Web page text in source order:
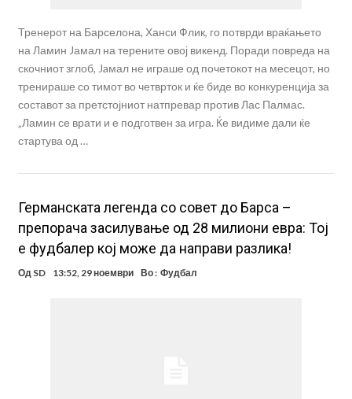
Тренерот на Барселона, Ханси Флик, го потврди враќањето
на Ламин Jамал ​​на терените овој викенд. Поради повреда на
скочниот зглоб, Jaмал не играше од почетокот на месецот, но
тренираше со тимот во четврток и ќе биде во конкуренција за
составот за претстојниот натпревар против Лас Палмас.
„Ламин се врати и е подготвен за игра. Ќе видиме дали ќе
стартува од …
Германската легенда со совет до Барса –
препорача засилување од 28 милиони евра: Тој
е фудбалер кој може да направи разлика!
Од SD 13:52, 29 ноември Во : Фудбал